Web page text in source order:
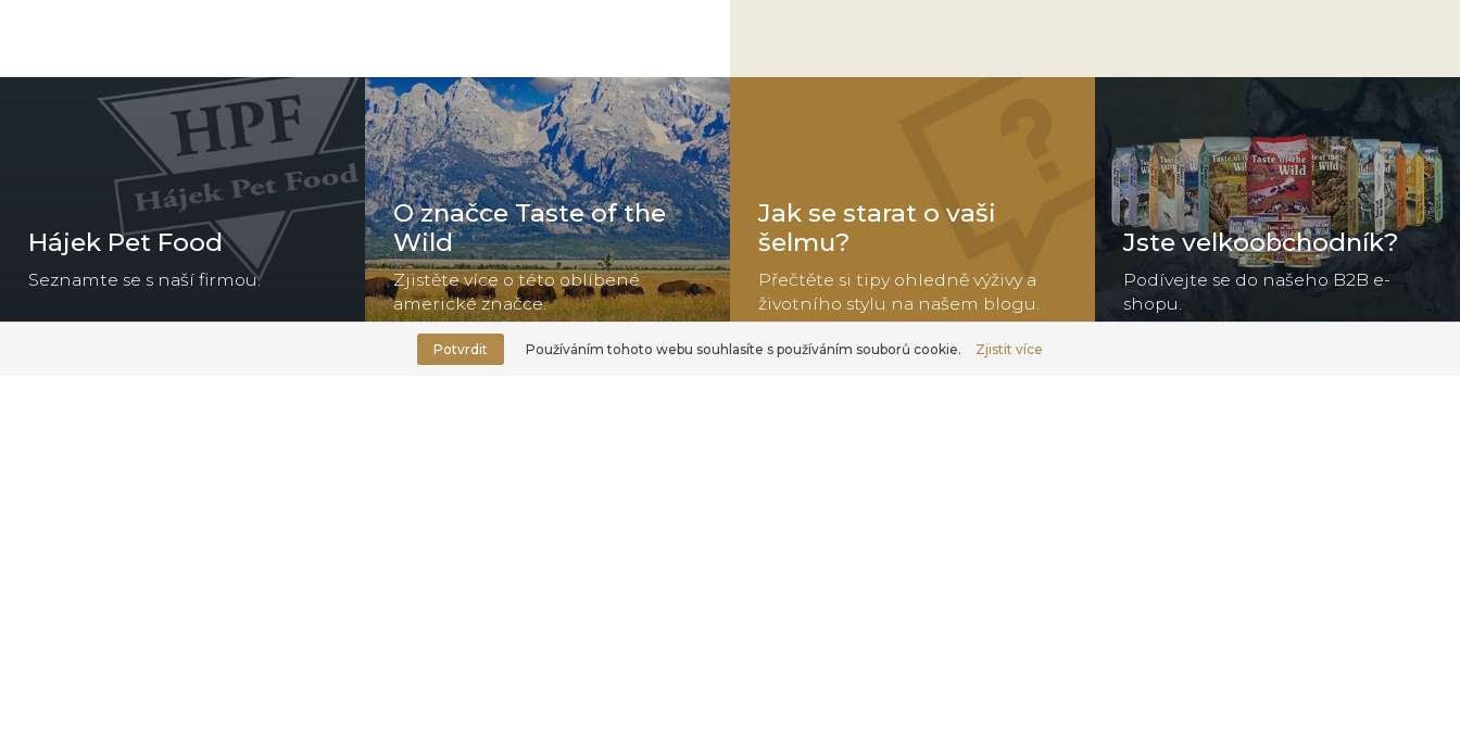
Hájek Pet Food
Seznamte se s naší firmou.
O značce Taste of the
Wild
Zjistěte více o této oblíbené
americké značce.
Jak se starat o vaši
šelmu?
Přečtěte si tipy ohledně výživy a
životního stylu na našem blogu.
Jste velkoobchodník?
Podívejte se do našeho B2B e-
shopu.
Potvrdit Používáním tohoto webu souhlasíte s používáním souborů cookie. Zjistit více